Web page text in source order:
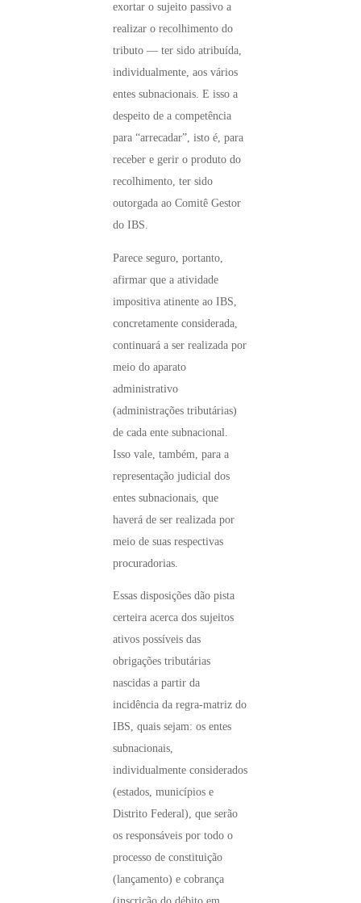
exortar o sujeito passivo a
realizar o recolhimento do
tributo — ter sido atribuída,
individualmente, aos vários
entes subnacionais. E isso a
despeito de a competência
para “arrecadar”, isto é, para
receber e gerir o produto do
recolhimento, ter sido
outorgada ao Comitê Gestor
do IBS.
Parece seguro, portanto,
afirmar que a atividade
impositiva atinente ao IBS,
concretamente considerada,
continuará a ser realizada por
meio do aparato
administrativo
(administrações tributárias)
de cada ente subnacional.
Isso vale, também, para a
representação judicial dos
entes subnacionais, que
haverá de ser realizada por
meio de suas respectivas
procuradorias.
Essas disposições dão pista
certeira acerca dos sujeitos
ativos possíveis das
obrigações tributárias
nascidas a partir da
incidência da regra-matriz do
IBS, quais sejam: os entes
subnacionais,
individualmente considerados
(estados, municípios e
Distrito Federal), que serão
os responsáveis por todo o
processo de constituição
(lançamento) e cobrança